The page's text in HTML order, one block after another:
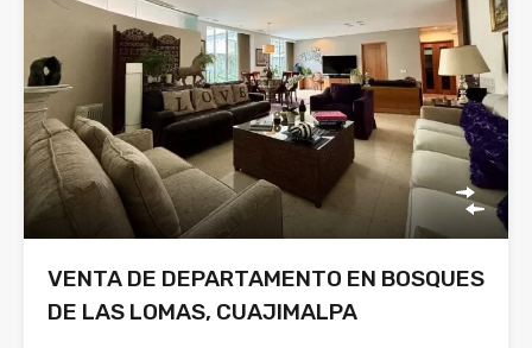
VENTA DE DEPARTAMENTO EN BOSQUES
DE LAS LOMAS, CUAJIMALPA